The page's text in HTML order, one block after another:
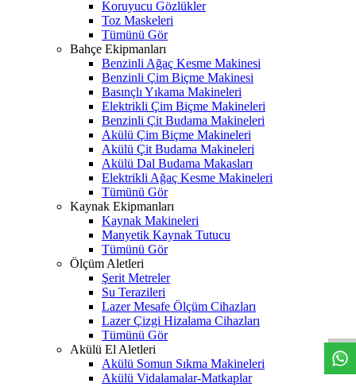
Koruyucu Gözlükler
Toz Maskeleri
Tümünü Gör
Bahçe Ekipmanları
Benzinli Ağaç Kesme Makinesi
Benzinli Çim Biçme Makinesi
Basınçlı Yıkama Makineleri
Elektrikli Çim Biçme Makineleri
Benzinli Çit Budama Makineleri
Akülü Çim Biçme Makineleri
Akülü Çit Budama Makineleri
Akülü Dal Budama Makasları
Elektrikli Ağaç Kesme Makineleri
Tümünü Gör
Kaynak Ekipmanları
Kaynak Makineleri
Manyetik Kaynak Tutucu
Tümünü Gör
Ölçüm Aletleri
Şerit Metreler
Su Terazileri
Lazer Mesafe Ölçüm Cihazları
Lazer Çizgi Hizalama Cihazları
Tümünü Gör
Akülü El Aletleri
Akülü Somun Sıkma Makineleri
Akülü Vidalamalar-Matkaplar